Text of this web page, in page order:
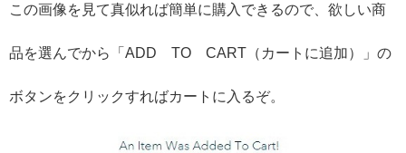
この画像を見て真似れば簡単に購入できるので、欲しい商
品を選んでから「ADD TO CART（カートに追加）」の
ボタンをクリックすればカートに入るぞ。